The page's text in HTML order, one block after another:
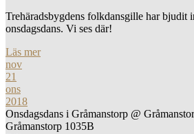
Trehäradsbygdens folkdansgille har bjudit
onsdagsdans. Vi ses där!
Läs mer
nov
21
ons
2018
Onsdagsdans i Gråmanstorp @
Gråmanstorp 1035B